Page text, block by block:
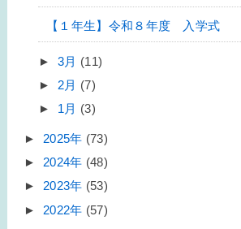
【１年生】令和８年度 入学式
► 3月 (11)
► 2月 (7)
► 1月 (3)
► 2025年 (73)
► 2024年 (48)
► 2023年 (53)
► 2022年 (57)